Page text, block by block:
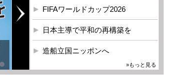
FIFAワールドカップ2026
日本主導で平和の再構築を
造船立国ニッポンへ
»もっと見る